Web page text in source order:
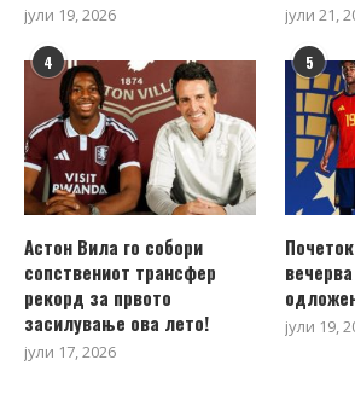
јули 19, 2026 јули 21,
4
Астон Вила го собори
сопствениот трансфер
рекорд за првото
засилување ова лето!
јули 17, 2026
5
јули 19,